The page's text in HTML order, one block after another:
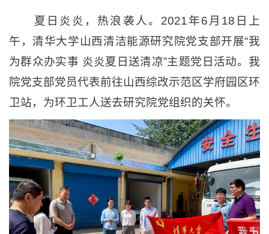
夏日炎炎，热浪袭人。2021年6月18日上
午，清华大学山西清洁能源研究院党支部开展“我
为群众办实事 炎炎夏日送清凉”主题党日活动。我
院党支部党员代表前往山西综改示范区学府园区环
卫站，为环卫工人送去研究院党组织的关怀。